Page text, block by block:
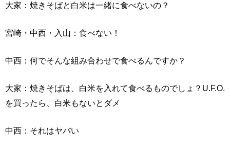
大家：焼きそばと白米は一緒に食べないの？
宮崎・中西・入山：食べない！
中西：何でそんな組み合わせで食べるんですか？
大家：焼きそばは、白米を入れて食べるものでしょ？U.F.O.
を買ったら、白米もないとダメ
中西：それはヤバい